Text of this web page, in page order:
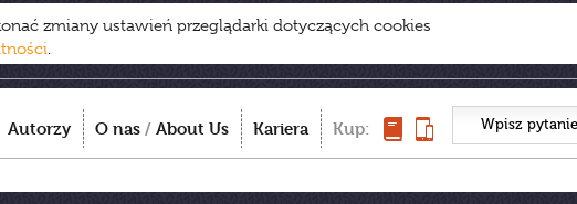
zmiany ustawień przeglądarki dotyczących cookies
.
Autorzy O nas / About Us Kariera Kup: